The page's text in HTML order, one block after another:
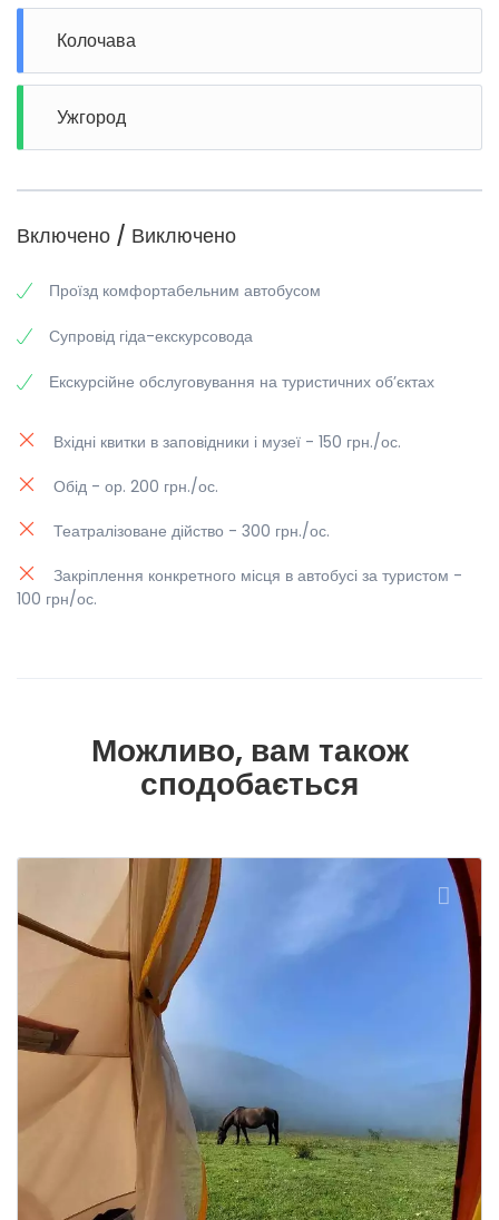
Колочава
Ужгород
Включено / Виключено
Проїзд комфортабельним автобусом
Супровід гіда-екскурсовода
Екскурсійне обслуговування на туристичних об’єктах
Вхідні квитки в заповідники і музеї - 150 грн./ос.
Обід - ор. 200 грн./ос.
Театралізоване дійство - 300 грн./ос.
Закріплення конкретного місця в автобусі за туристом -
100 грн/ос.
Можливо, вам також
сподобається